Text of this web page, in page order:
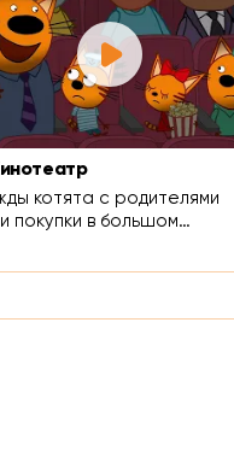
котята с родителями
покупки в большом…